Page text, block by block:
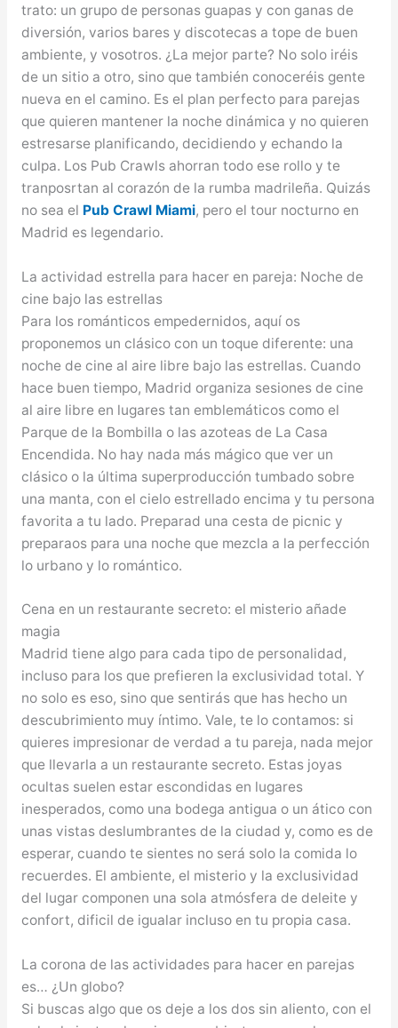
trato: un grupo de personas guapas y con ganas de
diversión, varios bares y discotecas a tope de buen
ambiente, y vosotros. ¿La mejor parte? No solo iréis
de un sitio a otro, sino que también conoceréis gente
nueva en el camino. Es el plan perfecto para parejas
que quieren mantener la noche dinámica y no quieren
estresarse planificando, decidiendo y echando la
culpa. Los Pub Crawls ahorran todo ese rollo y te
tranposrtan al corazón de la rumba madrileña. Quizás
no sea el Pub Crawl Miami, pero el tour nocturno en
Madrid es legendario.
La actividad estrella para hacer en pareja: Noche de
cine bajo las estrellas
Para los románticos empedernidos, aquí os
proponemos un clásico con un toque diferente: una
noche de cine al aire libre bajo las estrellas. Cuando
hace buen tiempo, Madrid organiza sesiones de cine
al aire libre en lugares tan emblemáticos como el
Parque de la Bombilla o las azoteas de La Casa
Encendida. No hay nada más mágico que ver un
clásico o la última superproducción tumbado sobre
una manta, con el cielo estrellado encima y tu persona
favorita a tu lado. Preparad una cesta de picnic y
preparaos para una noche que mezcla a la perfección
lo urbano y lo romántico.
Cena en un restaurante secreto: el misterio añade
magia
Madrid tiene algo para cada tipo de personalidad,
incluso para los que prefieren la exclusividad total. Y
no solo es eso, sino que sentirás que has hecho un
descubrimiento muy íntimo. Vale, te lo contamos: si
quieres impresionar de verdad a tu pareja, nada mejor
que llevarla a un restaurante secreto. Estas joyas
ocultas suelen estar escondidas en lugares
inesperados, como una bodega antigua o un ático con
unas vistas deslumbrantes de la ciudad y, como es de
esperar, cuando te sientes no será solo la comida lo
recuerdes. El ambiente, el misterio y la exclusividad
del lugar componen una sola atmósfera de deleite y
confort, dificil de igualar incluso en tu propia casa.
La corona de las actividades para hacer en parejas
es… ¿Un globo?
Si buscas algo que os deje a los dos sin aliento, con el